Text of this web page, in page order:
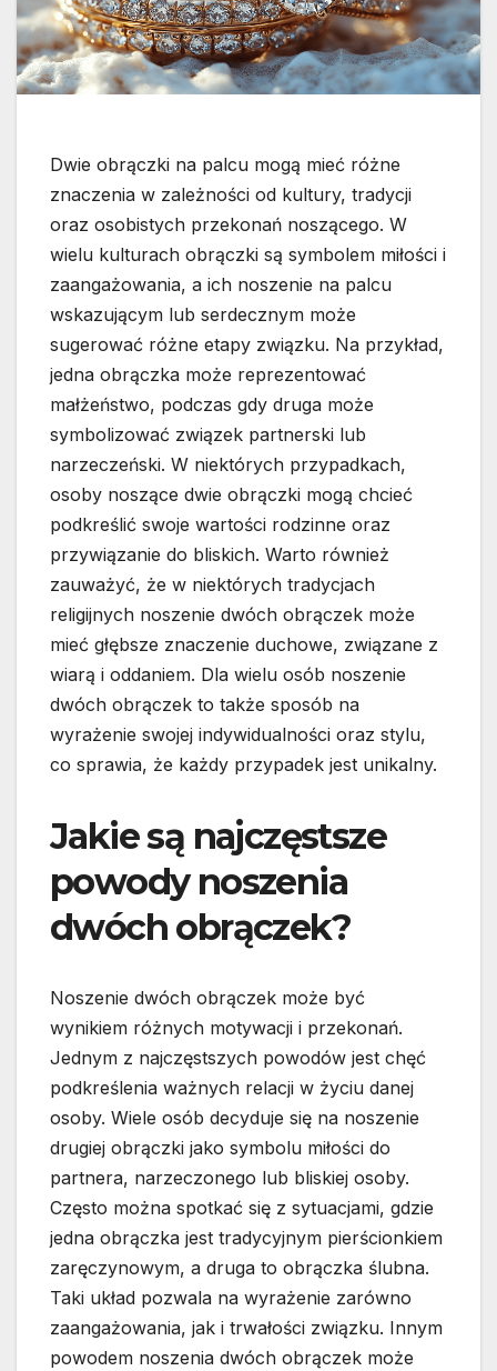
Dwie obrączki na palcu mogą mieć różne
znaczenia w zależności od kultury, tradycji
oraz osobistych przekonań noszącego. W
wielu kulturach obrączki są symbolem miłości i
zaangażowania, a ich noszenie na palcu
wskazującym lub serdecznym może
sugerować różne etapy związku. Na przykład,
jedna obrączka może reprezentować
małżeństwo, podczas gdy druga może
symbolizować związek partnerski lub
narzeczeński. W niektórych przypadkach,
osoby noszące dwie obrączki mogą chcieć
podkreślić swoje wartości rodzinne oraz
przywiązanie do bliskich. Warto również
zauważyć, że w niektórych tradycjach
religijnych noszenie dwóch obrączek może
mieć głębsze znaczenie duchowe, związane z
wiarą i oddaniem. Dla wielu osób noszenie
dwóch obrączek to także sposób na
wyrażenie swojej indywidualności oraz stylu,
co sprawia, że każdy przypadek jest unikalny.
Jakie są najczęstsze
powody noszenia
dwóch obrączek?
Noszenie dwóch obrączek może być
wynikiem różnych motywacji i przekonań.
Jednym z najczęstszych powodów jest chęć
podkreślenia ważnych relacji w życiu danej
osoby. Wiele osób decyduje się na noszenie
drugiej obrączki jako symbolu miłości do
partnera, narzeczonego lub bliskiej osoby.
Często można spotkać się z sytuacjami, gdzie
jedna obrączka jest tradycyjnym pierścionkiem
zaręczynowym, a druga to obrączka ślubna.
Taki układ pozwala na wyrażenie zarówno
zaangażowania, jak i trwałości związku. Innym
powodem noszenia dwóch obrączek może